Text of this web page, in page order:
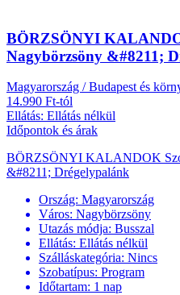
BÖRZSÖNYI
Nagybörzsöny &#8211;
Magyarország / Budapest és
14.990 Ft-tól
Ellátás: Ellátás nélkül
Időpontok és árak
BÖRZSÖNYI KALANDOK
&#8211; Drégelypalánk
Ország: Magyarország
Város: Nagybörzsöny
Utazás módja: Busszal
Ellátás: Ellátás nélkül
Szálláskategória: Nincs
Szobatípus: Program
Időtartam: 1 nap